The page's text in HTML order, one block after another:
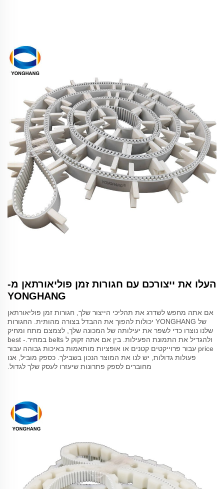
העלו את ייצורכם עם חגורות זמן פוליאורתאן מ-
YONGHANG
אם אתה מחפש לשדרג את תהליכי הייצור שלך, חגורות זמן פוליאורתאן
של YONGHANG יכולות להפוך את ההבדל בצורה מהותית. החגורות
שלנו נוצרו כדי לשפר את יעילותה של המכונה שלך, לצמצם מתח ומחיק
ולהגדיל את התמונת הפעילות. בין אם אתה זקוק ל belts במחיר.best -
price עבור פרוייקטים קטנים או אופציות מותאמות באיכות גבוהה עבור
פעולות גדולות, יש לנו את המוצר הנכון בשבילך. כספק מוביל, אנו
מחוברים לספק פתרונות שיעזרו לעסק שלך לגדול.